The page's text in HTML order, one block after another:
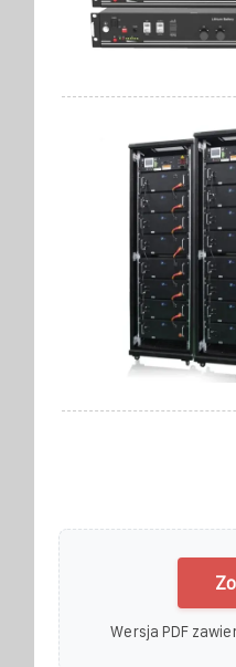
Wersja PDF